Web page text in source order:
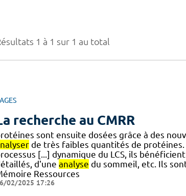
1 à 1 sur 1 au total
recherche au CMRR
sont ensuite dosées grâce à des
de très faibles quantités de protéines.
[...] dynamique du LCS, ils
d'une analyse du sommeil, etc. Ils
Ressources
02/2025 17:26